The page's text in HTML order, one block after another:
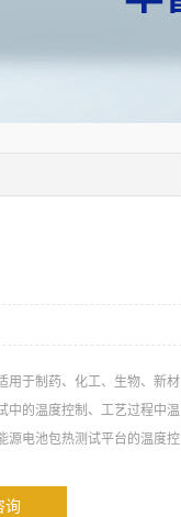
用于制药、化工、生物、新材
中的温度控制、工艺过程中温
源电池包热测试平台的温度控
询